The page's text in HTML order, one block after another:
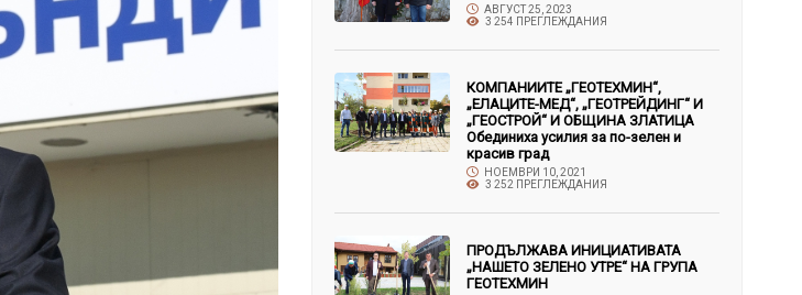
АВГУСТ 25, 2023
3 254 ПРЕГЛЕЖДАНИЯ
КОМПАНИИТЕ „ГЕОТЕХМИН“,
„ЕЛАЦИТЕ-МЕД“, „ГЕОТРЕЙДИНГ“ И
„ГЕОСТРОЙ“ И ОБЩИНА ЗЛАТИЦА
Обединиха усилия за по-зелен и
красив град
НОЕМВРИ 10, 2021
3 252 ПРЕГЛЕЖДАНИЯ
ПРОДЪЛЖАВА ИНИЦИАТИВАТА
„НАШЕТО ЗЕЛЕНО УТРЕ“ НА ГРУПА
ГЕОТЕХМИН